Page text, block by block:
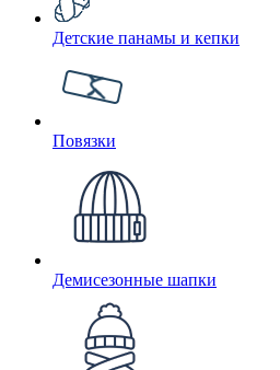
Детские панамы и кепки
Повязки
Демисезонные шапки